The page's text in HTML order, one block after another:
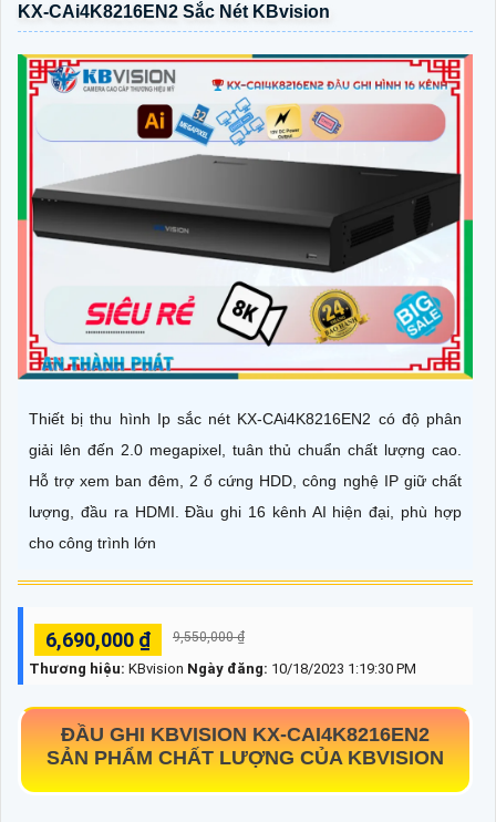
KX-CAi4K8216EN2 Sắc Nét KBvision
Thiết bị thu hình Ip sắc nét KX-CAi4K8216EN2 có độ phân
giải lên đến 2.0 megapixel, tuân thủ chuẩn chất lượng cao.
Hỗ trợ xem ban đêm, 2 ổ cứng HDD, công nghệ IP giữ chất
lượng, đầu ra HDMI. Đầu ghi 16 kênh AI hiện đại, phù hợp
cho công trình lớn
6,690,000 ₫ 9,550,000 ₫
Thương hiệu: KBvision Ngày đăng: 10/18/2023 1:19:30 PM
ĐẦU GHI KBVISION KX-CAI4K8216EN2
SẢN PHẨM CHẤT LƯỢNG CỦA KBVISION